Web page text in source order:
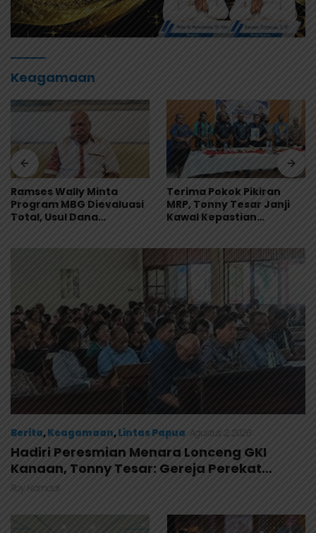
Keagamaan
Terima Pokok Pikiran
MRP, Tonny Tesar Janji
Kawal Kepastian
Ramses Wally: Festival
Danau Sentani Ke-XV
2026 Harus Kembali
Berita,Keagamaan,Lintas Papua Agustus 2, 2026
Hadiri Peresmian Menara Lonceng GKI
Kanaan, Tonny Tesar: Gereja Perekat
Persaudaraan di Papua
Roy Hamadi